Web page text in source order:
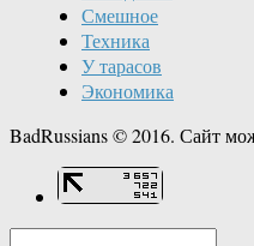
Смешное
Техника
У тарасов
Экономика
BadRussians © 2016. Сайт